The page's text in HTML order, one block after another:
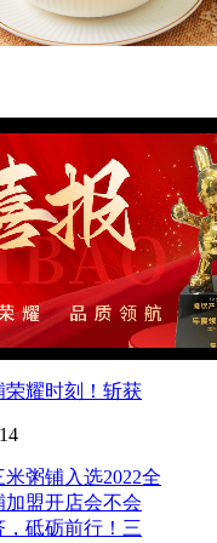
荣耀时刻！斩获
粥铺入选2022全
加盟开店会不会
，砥砺前行！三